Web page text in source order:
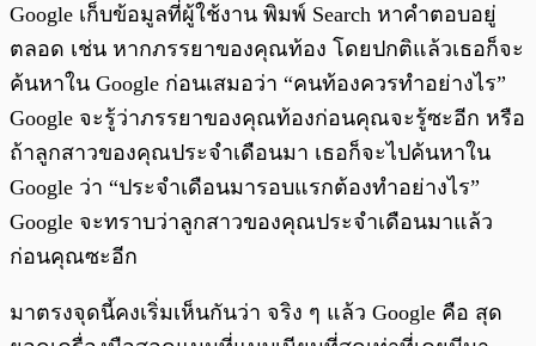
Google เก็บข้อมูลที่ผู้ใช้งาน พิมพ์ Search หาคำตอบอยู่
ตลอด เช่น หากภรรยาของคุณท้อง โดยปกติแล้วเธอก็จะ
ค้นหาใน Google ก่อนเสมอว่า “คนท้องควรทำอย่างไร”
Google จะรู้ว่าภรรยาของคุณท้องก่อนคุณจะรู้ซะอีก หรือ
ถ้าลูกสาวของคุณประจำเดือนมา เธอก็จะไปค้นหาใน
Google ว่า “ประจำเดือนมารอบแรกต้องทำอย่างไร”
Google จะทราบว่าลูกสาวของคุณประจำเดือนมาแล้ว
ก่อนคุณซะอีก
มาตรงจุดนี้คงเริ่มเห็นกันว่า จริง ๆ แล้ว Google คือ สุด